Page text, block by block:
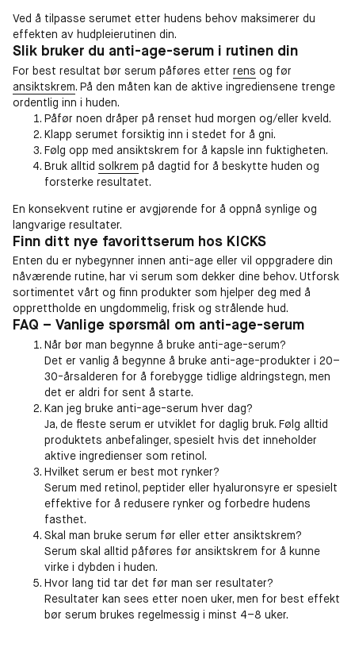
Ved å tilpasse serumet etter hudens behov maksimerer du
effekten av hudpleierutinen din.
Slik bruker du anti-age-serum i rutinen din
For best resultat bør serum påføres etter rens og før
ansiktskrem. På den måten kan de aktive ingrediensene trenge
ordentlig inn i huden.
Påfør noen dråper på renset hud morgen og/eller kveld.
Klapp serumet forsiktig inn i stedet for å gni.
Følg opp med ansiktskrem for å kapsle inn fuktigheten.
Bruk alltid solkrem på dagtid for å beskytte huden og
forsterke resultatet.
En konsekvent rutine er avgjørende for å oppnå synlige og
langvarige resultater.
Finn ditt nye favorittserum hos KICKS
Enten du er nybegynner innen anti-age eller vil oppgradere din
nåværende rutine, har vi serum som dekker dine behov. Utforsk
sortimentet vårt og finn produkter som hjelper deg med å
opprettholde en ungdommelig, frisk og strålende hud.
FAQ – Vanlige spørsmål om anti-age-serum
Når bør man begynne å bruke anti-age-serum?
Det er vanlig å begynne å bruke anti-age-produkter i 20–
30-årsalderen for å forebygge tidlige aldringstegn, men
det er aldri for sent å starte.
Kan jeg bruke anti-age-serum hver dag?
Ja, de fleste serum er utviklet for daglig bruk. Følg alltid
produktets anbefalinger, spesielt hvis det inneholder
aktive ingredienser som retinol.
Hvilket serum er best mot rynker?
Serum med retinol, peptider eller hyaluronsyre er spesielt
effektive for å redusere rynker og forbedre hudens
fasthet.
Skal man bruke serum før eller etter ansiktskrem?
Serum skal alltid påføres før ansiktskrem for å kunne
virke i dybden i huden.
Hvor lang tid tar det før man ser resultater?
Resultater kan sees etter noen uker, men for best effekt
bør serum brukes regelmessig i minst 4–8 uker.